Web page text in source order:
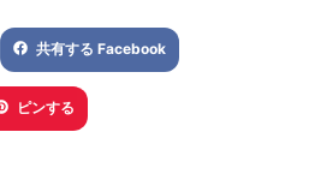
共有する Facebook
ピンする